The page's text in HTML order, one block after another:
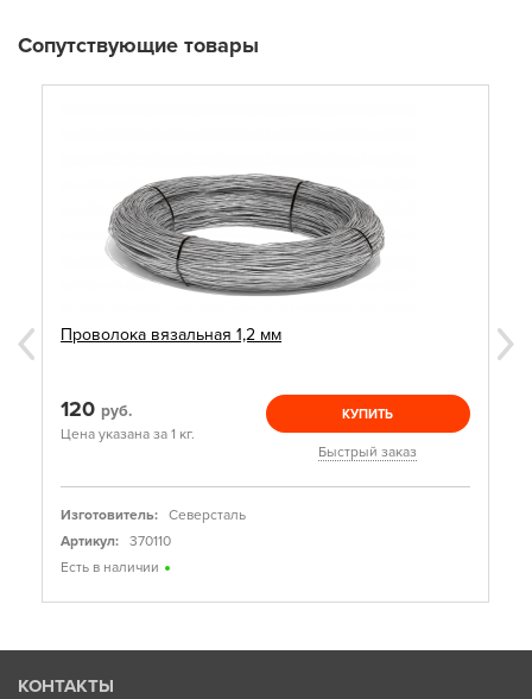
Сопутствующие товары
Проволока вязальная 1,2 мм
120 руб.
Цена указана за 1 кг.
КУПИТЬ
Быстрый заказ
Изготовитель:
Северсталь
Артикул:
370110
Есть в наличии
КОНТАКТЫ